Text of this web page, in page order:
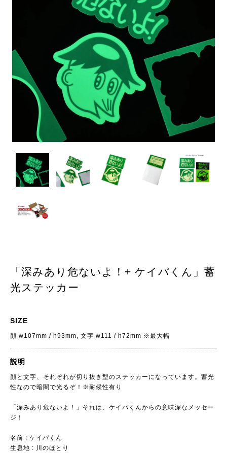
「深みあり危ないよ！+ ケイパくん」蓄
光ステッカー
SIZE
顔 w107mm / h93mm, 文字 w111 / h72mm ※最大幅
説明
顔と文字、それぞれが切り抜き型のステッカーになっています。蓄光
性なので暗闇で光るぞ！※耐候性有り
「深みあり危ないよ！」それは、ケイパくんからの意味深なメッセー
ジ！
名前 : ケイパくん
生息地 : 川のほとり